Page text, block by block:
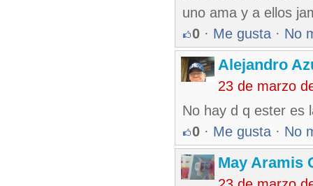
uno ama y a ellos
0 · Me gusta · No
Alejandro
23 de marzo
No hay d q ester es
0 · Me gusta · No
May Aramis